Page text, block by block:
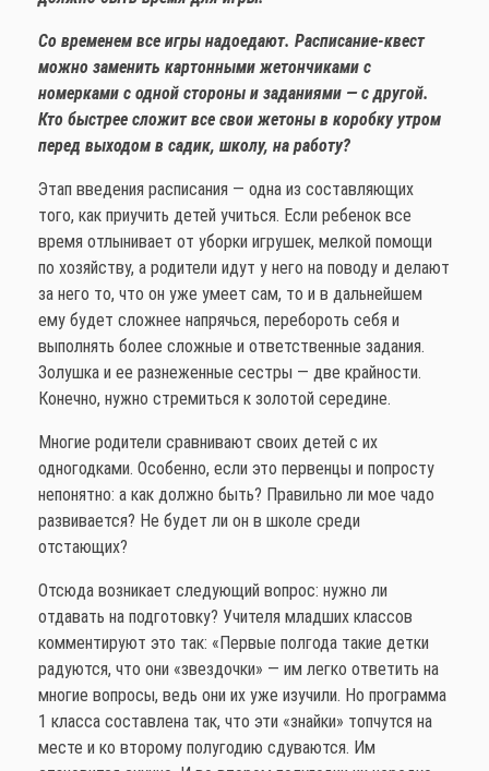
Со временем все игры надоедают. Расписание-квест
можно заменить картонными жетончиками с
номерками с одной стороны и заданиями — с другой.
Кто быстрее сложит все свои жетоны в коробку утром
перед выходом в садик, школу, на работу?
Этап введения расписания — одна из составляющих
того, как приучить детей учиться. Если ребенок все
время отлынивает от уборки игрушек, мелкой помощи
по хозяйству, а родители идут у него на поводу и делают
за него то, что он уже умеет сам, то и в дальнейшем
ему будет сложнее напрячься, перебороть себя и
выполнять более сложные и ответственные задания.
Золушка и ее разнеженные сестры — две крайности.
Конечно, нужно стремиться к золотой середине.
Многие родители сравнивают своих детей с их
одногодками. Особенно, если это первенцы и попросту
непонятно: а как должно быть? Правильно ли мое чадо
развивается? Не будет ли он в школе среди
отстающих?
Отсюда возникает следующий вопрос: нужно ли
отдавать на подготовку? Учителя младших классов
комментируют это так: «Первые полгода такие детки
радуются, что они «звездочки» — им легко ответить на
многие вопросы, ведь они их уже изучили. Но программа
1 класса составлена так, что эти «знайки» топчутся на
месте и ко второму полугодию сдуваются. Им